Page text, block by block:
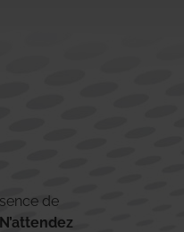
de
N’attendez